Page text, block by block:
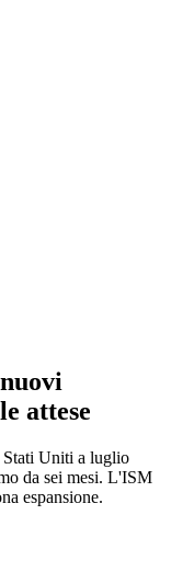
attese
Uniti a luglio
da sei mesi. L'ISM
espansione.